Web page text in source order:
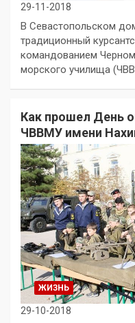
29-11-2018
В Севастопольском
традиционный
командованием
морского училища
Как прошел День
ЧВВМУ имени
ЖИЗНЬ
29-10-2018